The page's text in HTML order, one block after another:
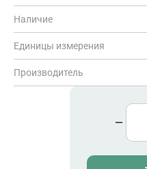
Наличие
Единицы измерения
Производитель